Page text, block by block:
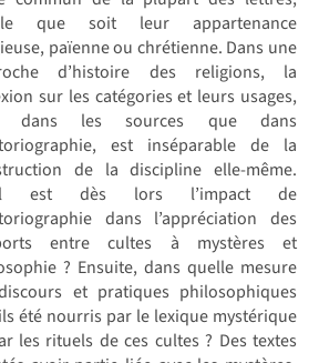
que soit leur appartenance
païenne ou chrétienne. Dans une
d’histoire des religions, la
sur les catégories et leurs usages,
dans les sources que dans
est inséparable de la
de la discipline elle-même.
est dès lors l’impact de
dans l’appréciation des
entre cultes à mystères et
? Ensuite, dans quelle mesure
et pratiques philosophiques
été nourris par le lexique mystérique
les rituels de ces cultes ? Des textes